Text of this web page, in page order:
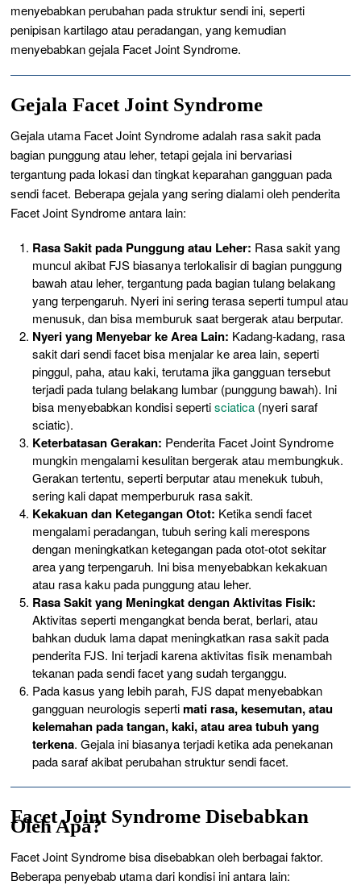
menyebabkan perubahan pada struktur sendi ini, seperti
penipisan kartilago atau peradangan, yang kemudian
menyebabkan gejala Facet Joint Syndrome.
Gejala Facet Joint Syndrome
Gejala utama Facet Joint Syndrome adalah rasa sakit pada
bagian punggung atau leher, tetapi gejala ini bervariasi
tergantung pada lokasi dan tingkat keparahan gangguan pada
sendi facet. Beberapa gejala yang sering dialami oleh penderita
Facet Joint Syndrome antara lain:
Rasa Sakit pada Punggung atau Leher: Rasa sakit yang
muncul akibat FJS biasanya terlokalisir di bagian punggung
bawah atau leher, tergantung pada bagian tulang belakang
yang terpengaruh. Nyeri ini sering terasa seperti tumpul atau
menusuk, dan bisa memburuk saat bergerak atau berputar.
Nyeri yang Menyebar ke Area Lain: Kadang-kadang, rasa
sakit dari sendi facet bisa menjalar ke area lain, seperti
pinggul, paha, atau kaki, terutama jika gangguan tersebut
terjadi pada tulang belakang lumbar (punggung bawah). Ini
bisa menyebabkan kondisi sepertisciatica(nyeri saraf
sciatic).
Keterbatasan Gerakan: Penderita Facet Joint Syndrome
mungkin mengalami kesulitan bergerak atau membungkuk.
Gerakan tertentu, seperti berputar atau menekuk tubuh,
sering kali dapat memperburuk rasa sakit.
Kekakuan dan Ketegangan Otot: Ketika sendi facet
mengalami peradangan, tubuh sering kali merespons
dengan meningkatkan ketegangan pada otot-otot sekitar
area yang terpengaruh. Ini bisa menyebabkan kekakuan
atau rasa kaku pada punggung atau leher.
Rasa Sakit yang Meningkat dengan Aktivitas Fisik:
Aktivitas seperti mengangkat benda berat, berlari, atau
bahkan duduk lama dapat meningkatkan rasa sakit pada
penderita FJS. Ini terjadi karena aktivitas fisik menambah
tekanan pada sendi facet yang sudah terganggu.
Pada kasus yang lebih parah, FJS dapat menyebabkan
gangguan neurologis sepertimati rasa, kesemutan, atau
kelemahan pada tangan, kaki, atau area tubuh yang
terkena. Gejala ini biasanya terjadi ketika ada penekanan
pada saraf akibat perubahan struktur sendi facet.
Facet Joint Syndrome Disebabkan
Oleh Apa?
Facet Joint Syndrome bisa disebabkan oleh berbagai faktor.
Beberapa penyebab utama dari kondisi ini antara lain: